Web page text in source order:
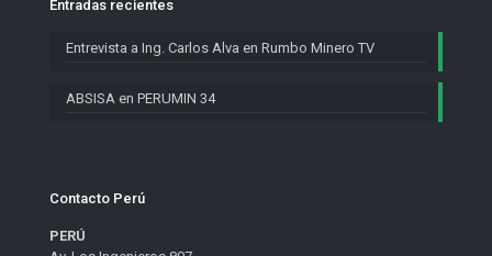
Entradas recientes
Entrevista a Ing. Carlos Alva en Rumbo Minero TV
ABSISA en PERUMIN 34
Contacto Perú
PERÚ